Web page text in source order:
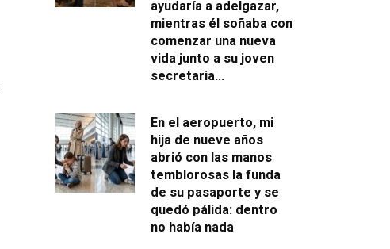
ayudaría a adelgazar,
mientras él soñaba con
comenzar una nueva
vida junto a su joven
secretaria…
En el aeropuerto, mi
hija de nueve años
abrió con las manos
temblorosas la funda
de su pasaporte y se
quedó pálida: dentro
no había nada